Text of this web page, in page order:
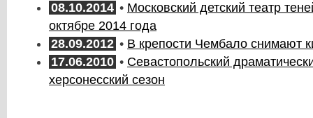
08.10.2014 • Московский детский театр
октябре 2014 года
28.09.2012 • В крепости Чембало снимают
17.06.2010 • Севастопольский
херсонесский сезон